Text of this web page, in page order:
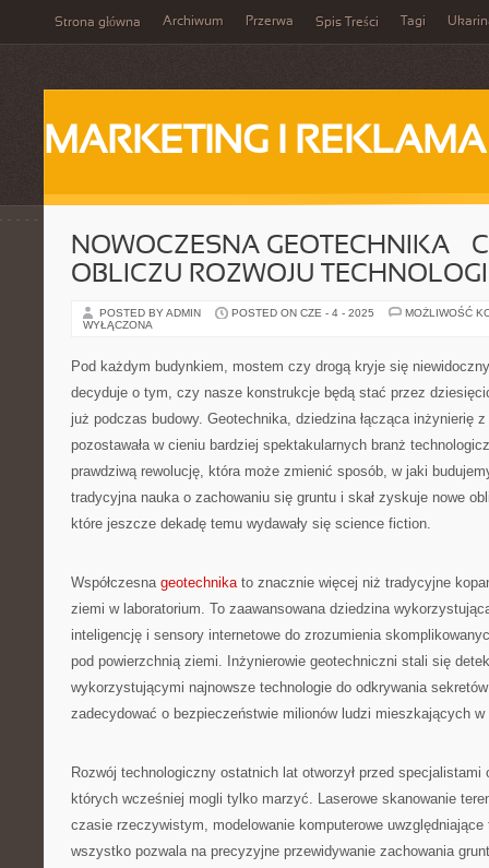
Strona główna Archiwum Przerwa Spis Treści Tagi
MARKETING I REKLAMA
NOWOCZESNA GEOTECHNIKA –
OBLICZU ROZWOJU
POSTED BY ADMIN POSTED ON CZE - 4 - 2025
MOŻLIWOŚĆ
WYŁĄCZONA
Pod każdym budynkiem, mostem czy drogą kryje się
decyduje o tym, czy nasze konstrukcje będą stać przez
już podczas budowy. Geotechnika, dziedzina łącząca inżynierię
pozostawała w cieniu bardziej spektakularnych branż
prawdziwą rewolucję, która może zmienić sposób, w jaki
tradycyjna nauka o zachowaniu się gruntu i skał zyskuje nowe
które jeszcze dekadę temu wydawały się science fiction.
Współczesna geotechnikato znacznie więcej niż tradycyjne
ziemi w laboratorium. To zaawansowana dziedzina
inteligencję i sensory internetowe do zrozumienia
pod powierzchnią ziemi. Inżynierowie geotechniczni stali się
wykorzystującymi najnowsze technologie do odkrywania
zadecydować o bezpieczeństwie milionów ludzi mieszkających
Rozwój technologiczny ostatnich lat otworzył przed
których wcześniej mogli tylko marzyć. Laserowe skanowanie
czasie rzeczywistym, modelowanie komputerowe
wszystko pozwala na precyzyjne przewidywanie zachowania